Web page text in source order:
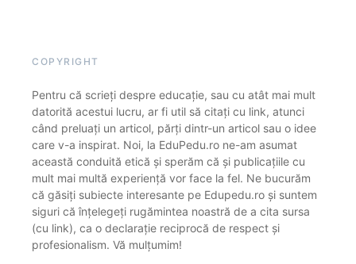
COPYRIGHT
Pentru că scrieți despre educație, sau cu atât mai mult
datorită acestui lucru, ar fi util să citați cu link, atunci
când preluați un articol, părți dintr-un articol sau o idee
care v-a inspirat. Noi, la EduPedu.ro ne-am asumat
această conduită etică și sperăm că și publicațiile cu
mult mai multă experiență vor face la fel. Ne bucurăm
că găsiți subiecte interesante pe Edupedu.ro și suntem
siguri că înțelegeți rugămintea noastră de a cita sursa
(cu link), ca o declarație reciprocă de respect și
profesionalism. Vă mulțumim!